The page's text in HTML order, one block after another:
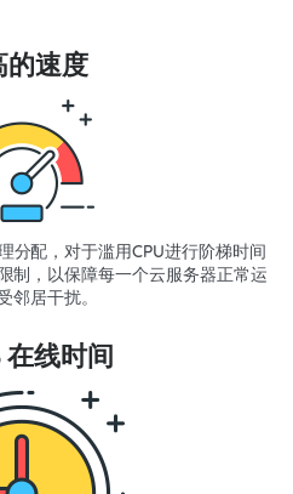
的速度
分配，对于滥用CPU进行阶梯时间
制，以保障每一个云服务器正常运
邻居干扰。
在线时间